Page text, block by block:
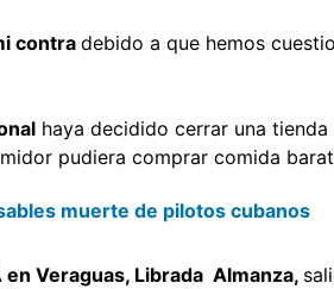
contra debido a que hemos
haya decidido cerrar una
pudiera comprar comida
muerte de pilotos cubanos
en Veraguas, Librada Almanza,